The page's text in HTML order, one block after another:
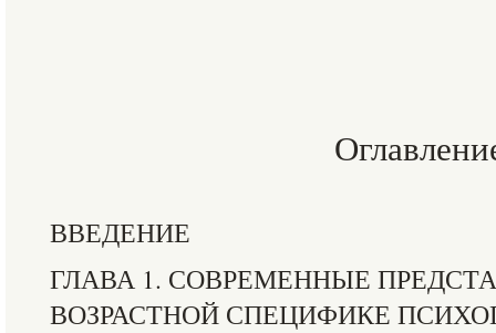
ВВЕДЕНИЕ
ГЛАВА 1. СОВРЕМЕННЫЕ
ВОЗРАСТНОЙ СПЕЦИФИКЕ